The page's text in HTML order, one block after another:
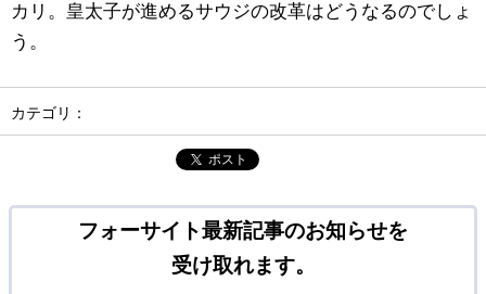
カリ。皇太子が進めるサウジの改革はどうなるのでしょ
う。
カテゴリ：
ポスト
フォーサイト最新記事のお知らせを
受け取れます。